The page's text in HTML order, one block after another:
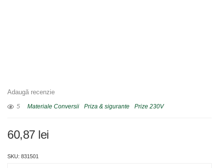
Adaugă recenzie
5 Materiale Conversii Priza & sigurante Prize 230V
60,87 lei
SKU: 831501